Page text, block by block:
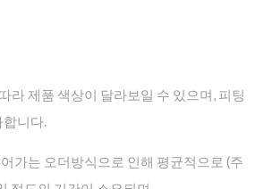
라 제품 색상이 달라보일 수 있으며, 피팅
합니다.
가는 오더방식으로 인해 평균적으로 (주